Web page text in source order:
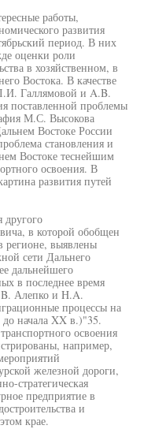
работы,
развития
период. В них
оценки роли
в хозяйственном, в
Востока. В качестве
Галлямовой и A.B.
поставленной проблемы
М.С. Высокова
Востоке России
становления и
Востоке теснейшим
освоения. В
развития путей
другого
в которой обобщен
регионе, выявлены
сети Дальнего
дальнейшего
в последнее время
Алепко и H.A.
процессы на
начала XX в.)"35.
освоения
например,
железной дороги,
стратегическая
предприятие в
и
крае.